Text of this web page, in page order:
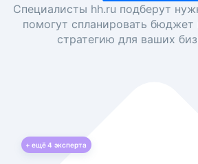
Специалисты hh.ru подберут
помогут спланировать
стратегию для ваших
+ ещё4 эксперта